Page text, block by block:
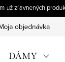
už zľavnených
objednávka
DÁMY